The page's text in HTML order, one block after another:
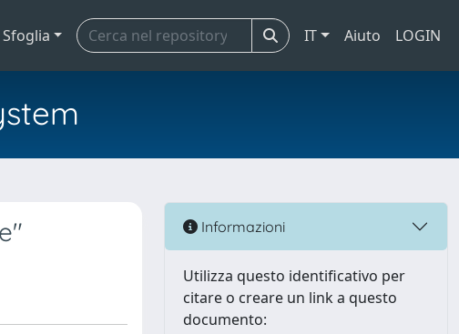
Sfoglia IT Aiuto LOGIN
Informazioni
Utilizza questo identificativo per
citare o creare un link a questo
documento: